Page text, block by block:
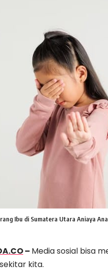
Ibu di Sumatera Utara Aniaya
– Media sosial bisa
kita.